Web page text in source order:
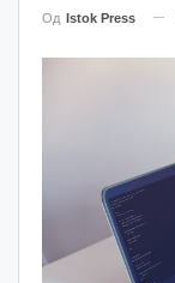
Од Istok Press